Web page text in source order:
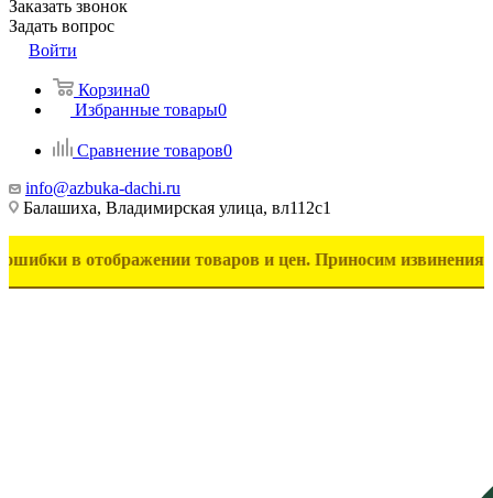
Заказать звонок
Задать вопрос
Войти
Корзина0
Избранные товары0
Сравнение товаров0
info@azbuka-dachi.ru
Балашиха, Владимирская улица, вл112с1
товаров и цен. Приносим извинения за